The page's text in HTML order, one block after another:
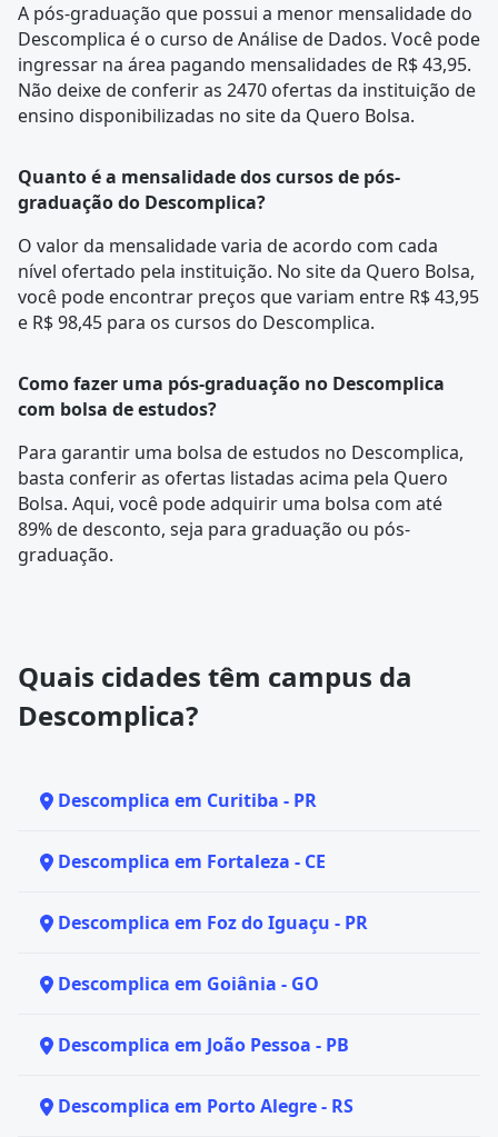
A pós-graduação que possui a menor mensalidade do
Descomplica é o curso deAnálise de Dados. Você pode
ingressar na área pagando mensalidades de R$ 43,95.
Não deixe de conferir as 2470 ofertas da instituição de
ensino disponibilizadas no site da Quero Bolsa.
Quanto é a mensalidade dos cursos de pós-
graduação do Descomplica?
O valor da mensalidade varia de acordo com cada
nível ofertado pela instituição. No site da Quero Bolsa,
você pode encontrar preços que variam entre R$ 43,95
e R$ 98,45 para os cursos do Descomplica.
Como fazer uma pós-graduação no Descomplica
com bolsa de estudos?
Para garantir uma bolsa de estudos no Descomplica,
basta conferir as ofertas listadas acima pela Quero
Bolsa. Aqui, você pode adquirir uma bolsa com até
89% de desconto, seja para graduação ou pós-
graduação.
Quais cidades têm campus da
Descomplica?
Descomplica em Curitiba - PR
Descomplica em Fortaleza - CE
Descomplica em Foz do Iguaçu - PR
Descomplica em Goiânia - GO
Descomplica em João Pessoa - PB
Descomplica em Porto Alegre - RS